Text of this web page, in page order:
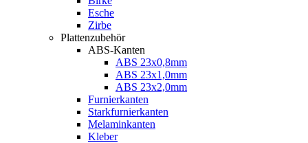
Esche
Zirbe
Plattenzubehör
ABS-Kanten
ABS 23x0,8mm
ABS 23x1,0mm
ABS 23x2,0mm
Furnierkanten
Starkfurnierkanten
Melaminkanten
Kleber